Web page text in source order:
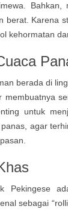
Bahkan,
berat. Karena
kehormatan
berada di
membuatnya
untuk
agar
Pekingese
sebagai